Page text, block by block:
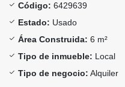
Código: 6429639
Estado: Usado
Área Construida: 6 m²
Tipo de inmueble: Local
Tipo de negocio: Alquiler